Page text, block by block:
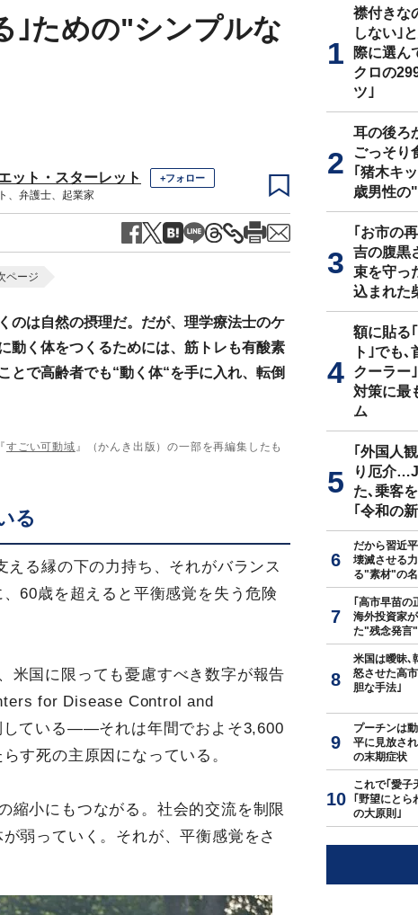
｣ための"シンプルな
ット・スターレット +フォロー
、弁護士、起業家
ページ
のは自然の摂理だ。だが、理学療法士のケ
動く体をつくるためには、筋トレも有酸素
とで高齢者でも“動く体“を手に入れ、転倒
すごい可動域 』（かんき出版）の一部を再編集したも
る
える縁の下の力持ち、それがバランス
60歳を超えると平衡感覚を失う危険
米国に限っても憂慮すべき数字が報告
for Disease Control and
している――それは年間でおよそ3,600
す死の主原因になっている。
縮小にもつながる。社会的交流を制限
弱っていく。それが、平衡感覚をさ
襟付きな
しない｣
際に選ん
クロの
ツ｣
耳の後ろ
ごっそり
｢猪木キ
歳男性の
｢お市の
吉の腹黒
束を守っ
込まれた
額に貼る
ト｣でも
クーラー
対策に最
ム
｢外国人
り厄介
た､乗客
｢令和の
だから習近
壊滅させる
る"素材"の
｢高市早苗の
海外投資家
た"残念発言"
米国は曖昧､
怒させた高
胆な手法｣
プーチンは
平に見放さ
の末期症状
これで｢愛子
｢野望にとら
の大原則｣